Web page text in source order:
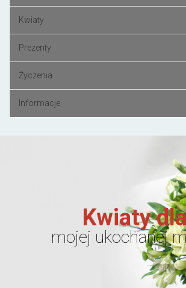
Kwiaty
Prezenty
Życzenia
Informacje
Kwiaty
mojej ukochanej